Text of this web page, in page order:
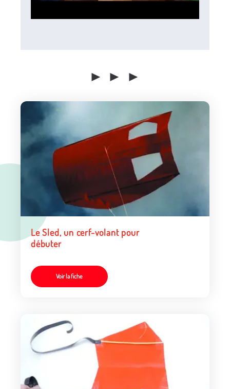
► ► ►
Le Sled, un cerf-volant pour
débuter
Voir la fiche